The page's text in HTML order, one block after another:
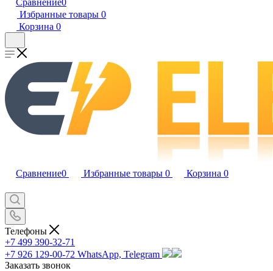
Сравнение0
Избранные товары 0
Корзина 0
Сравнение0 Избранные товары 0 Корзина 0
Телефоны
+7 499 390-32-71
+7 926 129-00-72 WhatsApp, Telegram
Заказать звонок